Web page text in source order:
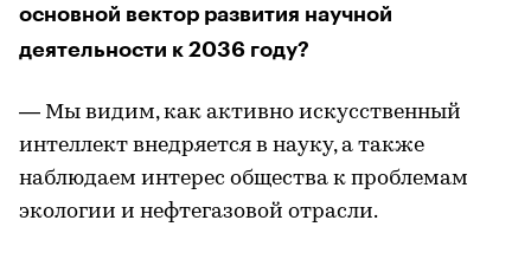
основной вектор развития научной
деятельности к 2036 году?
— Мы видим, как активно искусственный
интеллект внедряется в науку, а также
наблюдаем интерес общества к проблемам
экологии и нефтегазовой отрасли.